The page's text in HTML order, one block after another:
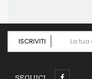
ISCRIVITI